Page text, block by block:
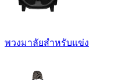
พวงมาลัยสำหรับแข่ง